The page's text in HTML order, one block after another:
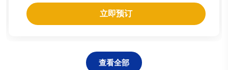
立即预订
查看全部